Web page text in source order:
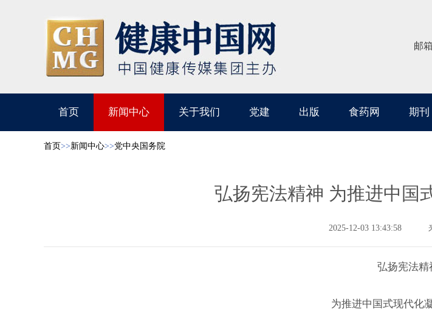
邮箱
首页 新闻中心 关于我们 党建 出版 食药网 期刊
首页>>新闻中心>>党中央国务院
弘扬宪法精神 为推进中国
2025-12-03 13:43:58
弘扬宪法精
为推进中国式现代化